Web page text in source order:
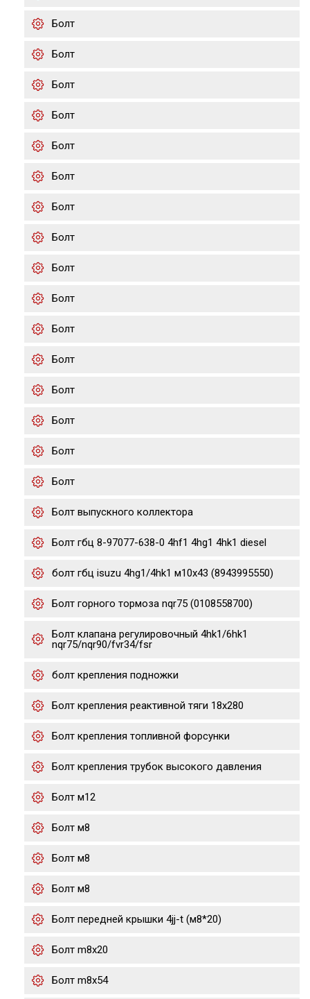
Болт
Болт
Болт
Болт
Болт
Болт
Болт
Болт
Болт
Болт
Болт
Болт
Болт
Болт
Болт
Болт
Болт выпускного коллектора
Болт гбц 8-97077-638-0 4hf1 4hg1 4hk1 diesel
болт гбц isuzu 4hg1/4hk1 м10х43 (8943995550)
Болт горного тормоза nqr75 (0108558700)
Болт клапана регулировочный 4hk1/6hk1
nqr75/nqr90/fvr34/fsr
болт крепления подножки
Болт крепления реактивной тяги 18x280
Болт крепления топливной форсунки
Болт крепления трубок высокого давления
Болт м12
Болт м8
Болт м8
Болт м8
Болт передней крышки 4jj-t (м8*20)
Болт m8x20
Болт m8x54